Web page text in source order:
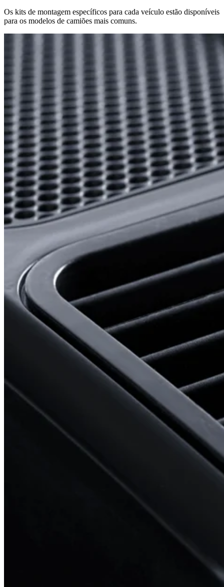
Os kits de montagem específicos para cada veículo estão disponíveis
para os modelos de camiões mais comuns.